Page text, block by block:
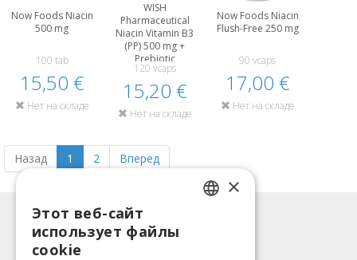
Now Foods Niacin
500 mg
100 tab
15,50 €
Нет на складе
WISH
Pharmaceutical
Niacin Vitamin B3
(PP) 500 mg +
Prebiotic
120 vcaps
15,20 €
Нет на складе
Now Foods Niacin
Flush-Free 250 mg
90 vcaps
17,00 €
Нет на складе
Назад 1 2 Вперед
Информация
×
Этот веб-сайт
использует файлы
cookie